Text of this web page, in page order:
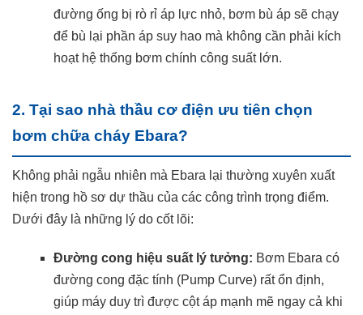
đường ống bị rò rỉ áp lực nhỏ, bơm bù áp sẽ chạy
để bù lại phần áp suy hao mà không cần phải kích
hoạt hệ thống bơm chính công suất lớn.
2. Tại sao nhà thầu cơ điện ưu tiên chọn
bơm chữa cháy Ebara?
Không phải ngẫu nhiên mà Ebara lại thường xuyên xuất
hiện trong hồ sơ dự thầu của các công trình trọng điểm.
Dưới đây là những lý do cốt lõi:
Đường cong hiệu suất lý tưởng: Bơm Ebara có
đường cong đặc tính (Pump Curve) rất ổn định,
giúp máy duy trì được cột áp mạnh mẽ ngay cả khi